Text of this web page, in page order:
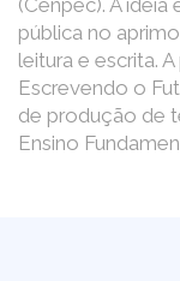
(Cenpec). A
pública no
leitura e escrita.
Escrevendo o
de produção de
Ensino